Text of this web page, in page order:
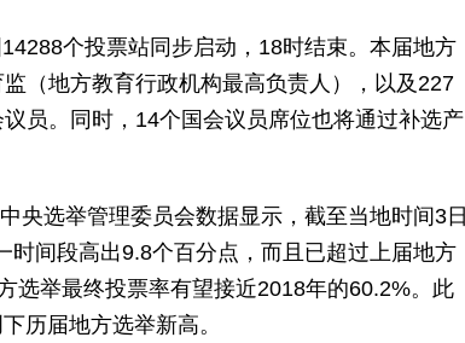
个投票站同步启动，18时结束。本届地方
（地方教育行政机构最高负责人），以及227
员。同时，14个国会议员席位也将通过补选产
央选举管理委员会数据显示，截至当地时间3日
间段高出9.8个百分点，而且已超过上届地方
选举最终投票率有望接近2018年的60.2%。此
历届地方选举新高。